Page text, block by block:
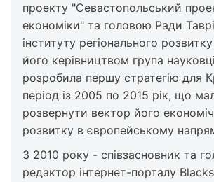
проекту "Севастопольський
економіки" та головою Ради
інституту регіонального
його керівництвом група
розробила першу стратегію для
період із 2005 по 2015 рік, що
розвернути вектор його
розвитку в європейському
З 2010 року - співзасновник та
редактор інтернет-порталу